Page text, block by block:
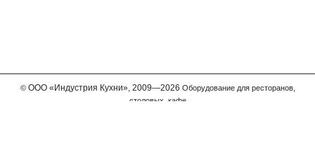
© ООО «Индустрия Кухни»,2009—2026 Оборудование для ресторанов,
столовых, кафе